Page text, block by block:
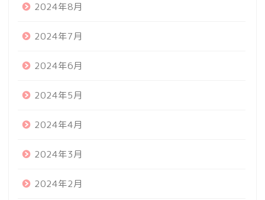
2024年8月
2024年7月
2024年6月
2024年5月
2024年4月
2024年3月
2024年2月